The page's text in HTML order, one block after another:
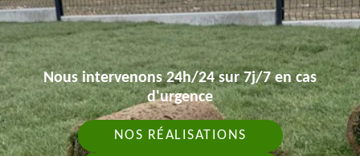
Nous intervenons 24h/24 sur 7j/7 en cas
d'urgence
NOS RÉALISATIONS